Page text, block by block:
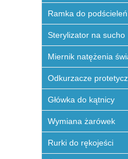
Ramka do podścieleń
Sterylizator na sucho
Miernik natężenia
Odkurzacze
Główka do kątnicy
Wymiana żarówek
Rurki do rękojeści